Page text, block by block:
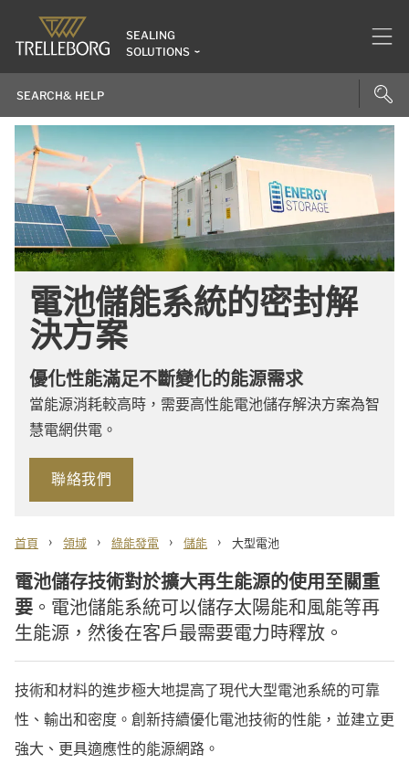
SEALING
SOLUTIONS
電池儲能系統的密封解
決方案
優化性能滿足不斷變化的能源需求
當能源消耗較高時，需要高性能電池儲存解決方案為智
慧電網供電。
聯絡我們
首頁 › 領域 › 綠能發電 › 儲能 › 大型電池
電池儲存技術對於擴大再生能源的使用至關重
要 。電池儲能系統可以儲存太陽能和風能等再
生能源，然後在客戶最需要電力時釋放。
技術和材料的進步極大地提高了現代大型電池系統的可靠
性、輸出和密度。創新持續優化電池技術的性能，並建立更
強大、更具適應性的能源網路。